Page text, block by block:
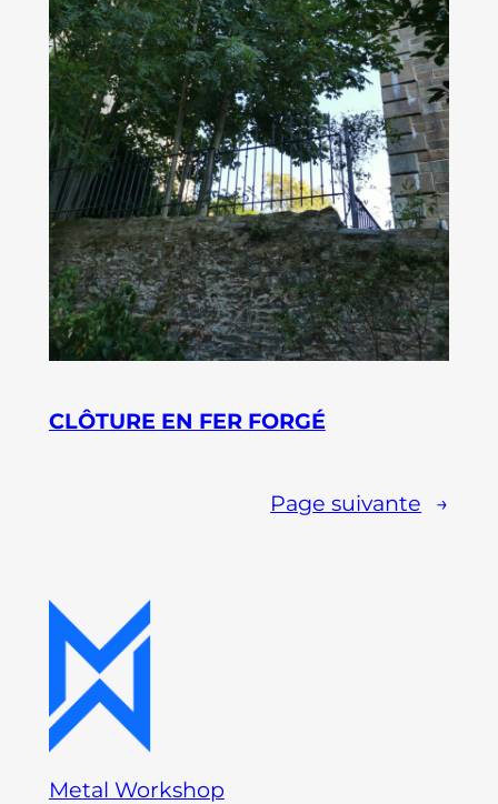
CLÔTURE EN FER FORGÉ
Page suivante →
Metal Workshop